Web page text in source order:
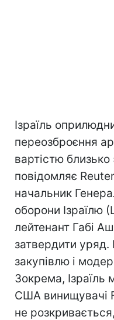
Ізраїль
переозброєння
вартістю
повідомляє
начальник
оборони Ізраїлю
лейтенант Габі
затвердити
закупівлю і
Зокрема, Ізраїль
США винищувачі
не